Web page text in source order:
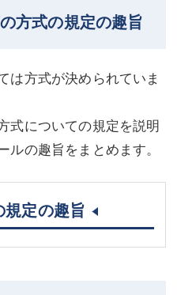
方式の規定の趣旨
は方式が決められていま
式についての規定を説明
の趣旨をまとめます。
定の趣旨